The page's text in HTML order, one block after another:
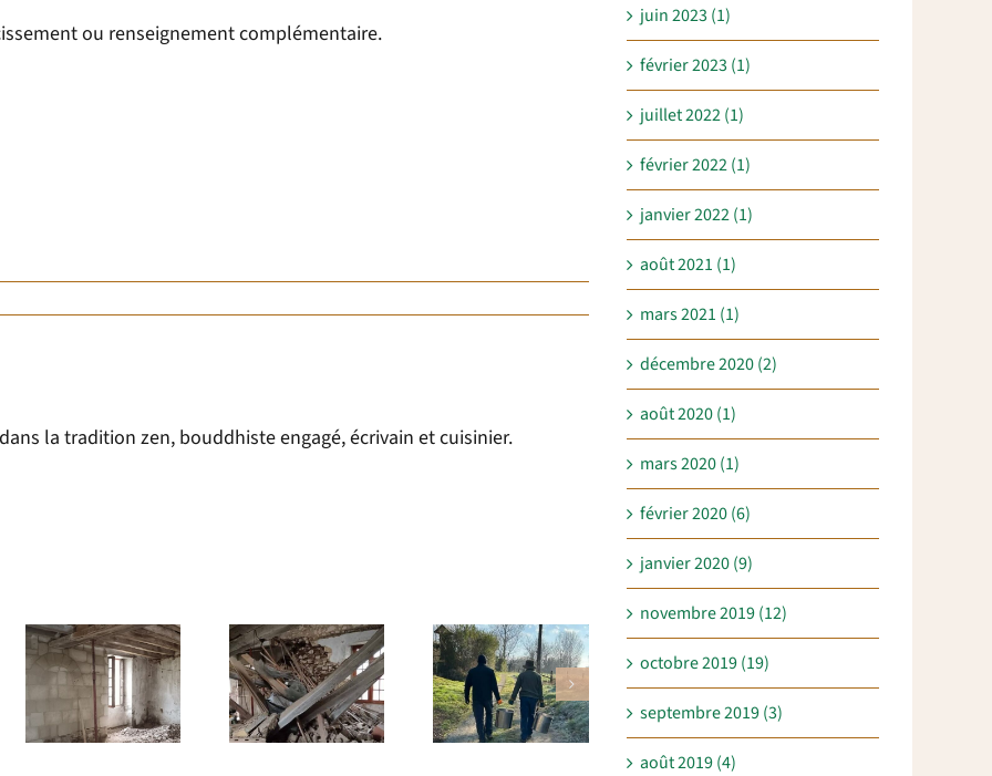
ou renseignement complémentaire.
la tradition zen, bouddhiste engagé, écrivain et cuisinier.
Le Refuge –
L’effondrement
du moulin
Le Refuge –
infolettre
mars 2025
juin 2023 (1)
février 2023 (1)
juillet 2022 (1)
février 2022 (1)
janvier 2022 (1)
août 2021 (1)
mars 2021 (1)
décembre 2020 (2)
août 2020 (1)
mars 2020 (1)
février 2020 (6)
janvier 2020 (9)
novembre 2019 (12)
octobre 2019 (19)
septembre 2019 (3)
août 2019 (4)